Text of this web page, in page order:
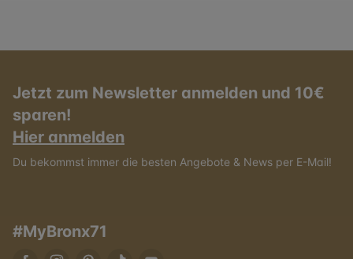
Jetzt zum Newsletter anmelden und 10€
sparen!
Hier anmelden
Du bekommst immer die besten Angebote & News per E-Mail!
#MyBronx71